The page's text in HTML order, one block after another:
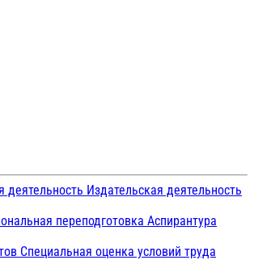
деятельность Издательская деятельность
переподготовка Аспирантура
Специальная оценка условий труда